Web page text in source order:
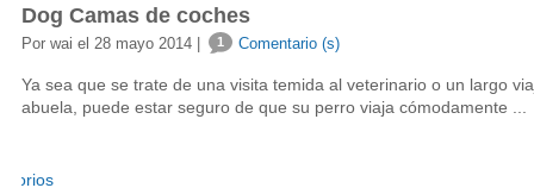
Dog Camas de coches
Por wai el 28 mayo 2014 | 1 Comentario (s)
Ya sea que se trate de una visita temida al veterinario o un largo
abuela, puede estar seguro de que su perro viaja cómodamente ...